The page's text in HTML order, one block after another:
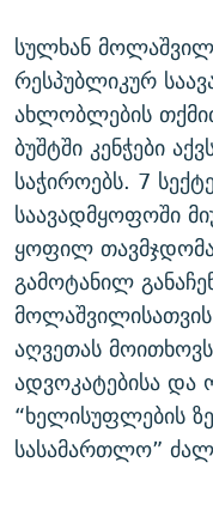
სულხან
რესპუბლიკურ
ახლობლების
ბუშტში კენჭები
საჭიროებს. 7
საავადმყოფოში
ყოფილ
გამოტანილ
აღვეთას
ადვოკატებისა და
“ხელისუფლების
სასამართლო”